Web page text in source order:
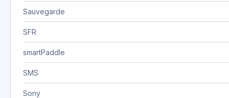
Sauvegarde
SFR
smartPaddle
SMS
Sony